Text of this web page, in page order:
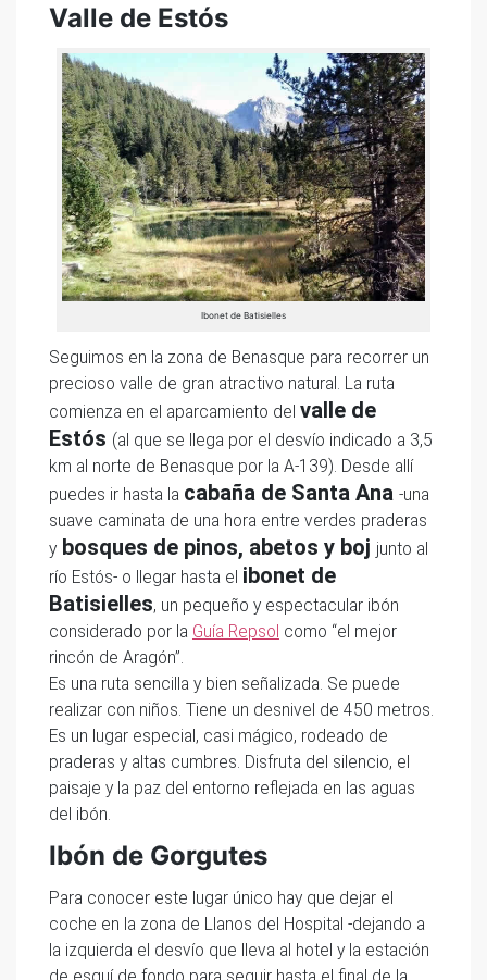
Valle de Estós
Ibonet de Batisielles
Seguimos en la zona de Benasque para recorrer un
precioso valle de gran atractivo natural. La ruta
comienza en el aparcamiento del valle de
Estós (al que se llega por el desvío indicado a 3,5
km al norte de Benasque por la A-139). Desde allí
puedes ir hasta la cabaña de Santa Ana -una
suave caminata de una hora entre verdes praderas
y bosques de pinos, abetos y boj junto al
río Estós- o llegar hasta el ibonet de
Batisielles, un pequeño y espectacular ibón
considerado por la Guía Repsol como “el mejor
rincón de Aragón”.
Es una ruta sencilla y bien señalizada. Se puede
realizar con niños. Tiene un desnivel de 450 metros.
Es un lugar especial, casi mágico, rodeado de
praderas y altas cumbres. Disfruta del silencio, el
paisaje y la paz del entorno reflejada en las aguas
del ibón.
Ibón de Gorgutes
Para conocer este lugar único hay que dejar el
coche en la zona de Llanos del Hospital -dejando a
la izquierda el desvío que lleva al hotel y la estación